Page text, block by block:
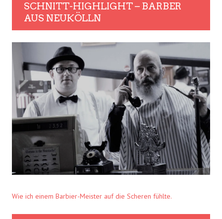
SCHNITT-HIGHLIGHT – BARBER
AUS NEUKÖLLN
Wie ich einem Barbier-Meister auf die Scheren fühlte.